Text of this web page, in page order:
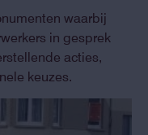
waarbij
in gesprek
acties,
keuzes.